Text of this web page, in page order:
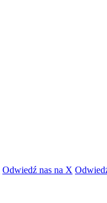
Odwiedź nas na X